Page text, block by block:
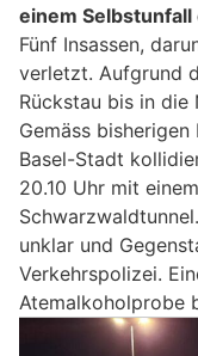
einem
Fünf Insassen,
verletzt. Aufgrund
Rückstau bis in die
Gemäss
Basel-Stadt
20.10 Uhr mit
unklar und
Verkehrspolizei.
Atemalkoholprobe